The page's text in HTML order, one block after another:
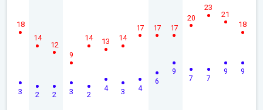
3
18
2
14
2
12
3
9
2
14
4
13
3
14
4
17
6
17
9
17
7
20
7
23
9
21
9
18